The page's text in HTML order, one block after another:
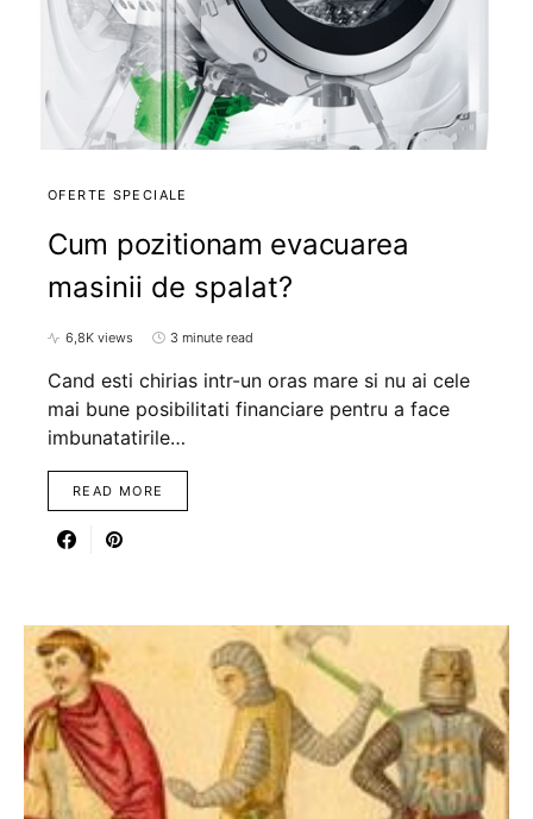
OFERTE SPECIALE
Cum pozitionam evacuarea
masinii de spalat?
6,8K views 3 minute read
Cand esti chirias intr-un oras mare si nu ai cele
mai bune posibilitati financiare pentru a face
imbunatatirile…
READ MORE